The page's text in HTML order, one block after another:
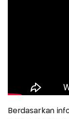
Berdasarkan